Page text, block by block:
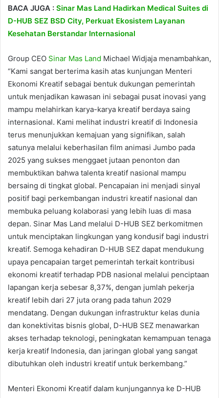
BACA JUGA : Sinar Mas Land Hadirkan Medical Suites di
D-HUB SEZ BSD City, Perkuat Ekosistem Layanan
Kesehatan Berstandar Internasional
Group CEO Sinar Mas Land Michael Widjaja menambahkan,
“Kami sangat berterima kasih atas kunjungan Menteri
Ekonomi Kreatif sebagai bentuk dukungan pemerintah
untuk menjadikan kawasan ini sebagai pusat inovasi yang
mampu melahirkan karya-karya kreatif berdaya saing
internasional. Kami melihat industri kreatif di Indonesia
terus menunjukkan kemajuan yang signifikan, salah
satunya melalui keberhasilan film animasi Jumbo pada
2025 yang sukses menggaet jutaan penonton dan
membuktikan bahwa talenta kreatif nasional mampu
bersaing di tingkat global. Pencapaian ini menjadi sinyal
positif bagi perkembangan industri kreatif nasional dan
membuka peluang kolaborasi yang lebih luas di masa
depan. Sinar Mas Land melalui D-HUB SEZ berkomitmen
untuk menciptakan lingkungan yang kondusif bagi industri
kreatif. Semoga kehadiran D-HUB SEZ dapat mendukung
upaya pencapaian target pemerintah terkait kontribusi
ekonomi kreatif terhadap PDB nasional melalui penciptaan
lapangan kerja sebesar 8,37%, dengan jumlah pekerja
kreatif lebih dari 27 juta orang pada tahun 2029
mendatang. Dengan dukungan infrastruktur kelas dunia
dan konektivitas bisnis global, D-HUB SEZ menawarkan
akses terhadap teknologi, peningkatan kemampuan tenaga
kerja kreatif Indonesia, dan jaringan global yang sangat
dibutuhkan oleh industri kreatif untuk berkembang.”
Menteri Ekonomi Kreatif dalam kunjungannya ke D-HUB